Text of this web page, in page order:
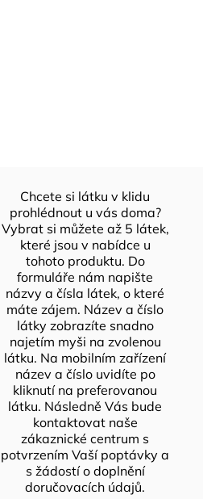
Chcete si látku v klidu
prohlédnout u vás doma?
Vybrat si můžete až 5 látek,
které jsou v nabídce u
tohoto produktu. Do
formuláře nám napište
názvy a čísla látek, o které
máte zájem. Název a číslo
látky zobrazíte snadno
najetím myši na zvolenou
látku. Na mobilním zařízení
název a číslo uvidíte po
kliknutí na preferovanou
látku. Následně Vás bude
kontaktovat naše
zákaznické centrum s
potvrzením Vaší poptávky a
s žádostí o doplnění
doručovacích údajů.